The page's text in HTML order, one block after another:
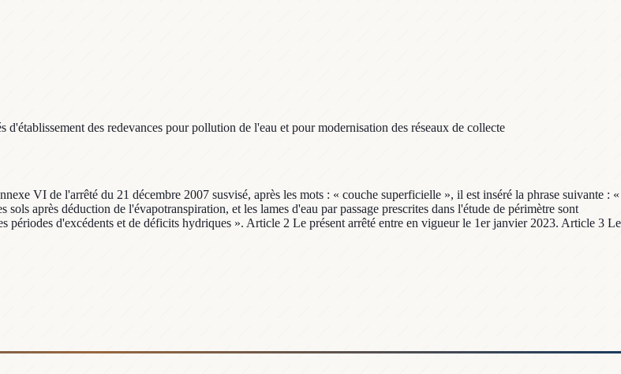
des redevances pour pollution de l'eau et pour modernisation des réseaux de collecte
VI de l'arrêté du 21 décembre 2007 susvisé, après les mots : « couche superficielle », il est inséré la phrase suivante : «
après déduction de l'évapotranspiration, et les lames d'eau par passage prescrites dans l'étude de périmètre sont
périodes d'excédents et de déficits hydriques ». Article 2 Le présent arrêté entre en vigueur le 1er janvier 2023. Article 3 Le